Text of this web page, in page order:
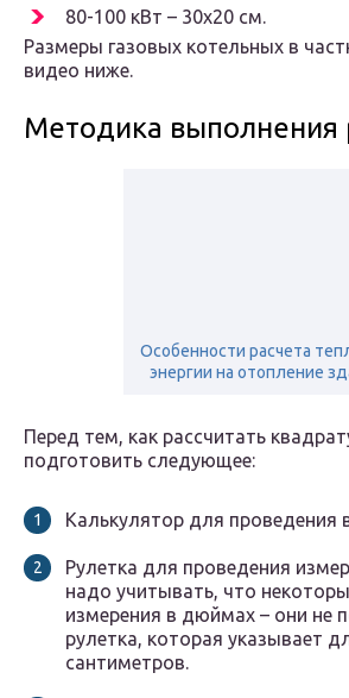
80-100 кВт – 30х20 см.
Размеры газовых котельных в
видео ниже.
Методика выполнения
Особенности расчета
энергии на отопление
Перед тем, как рассчитать
подготовить следующее:
Калькулятор для проведения
Рулетка для проведения
надо учитывать, что
измерения в дюймах – они не
рулетка, которая указывает
сантиметров.